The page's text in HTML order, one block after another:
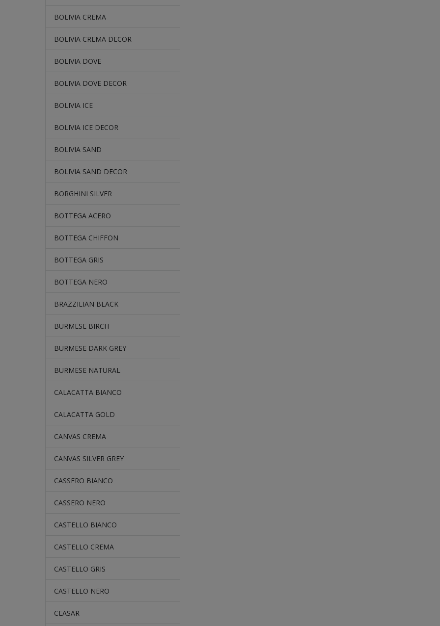
BOLIVIA CREMA
BOLIVIA CREMA DECOR
BOLIVIA DOVE
BOLIVIA DOVE DECOR
BOLIVIA ICE
BOLIVIA ICE DECOR
BOLIVIA SAND
BOLIVIA SAND DECOR
BORGHINI SILVER
BOTTEGA ACERO
BOTTEGA CHIFFON
BOTTEGA GRIS
BOTTEGA NERO
BRAZZILIAN BLACK
BURMESE BIRCH
BURMESE DARK GREY
BURMESE NATURAL
CALACATTA BIANCO
CALACATTA GOLD
CANVAS CREMA
CANVAS SILVER GREY
CASSERO BIANCO
CASSERO NERO
CASTELLO BIANCO
CASTELLO CREMA
CASTELLO GRIS
CASTELLO NERO
CEASAR